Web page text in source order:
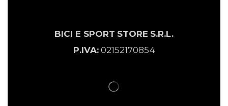
BICI E SPORT STORE S.R.L.
P.IVA:02152170854